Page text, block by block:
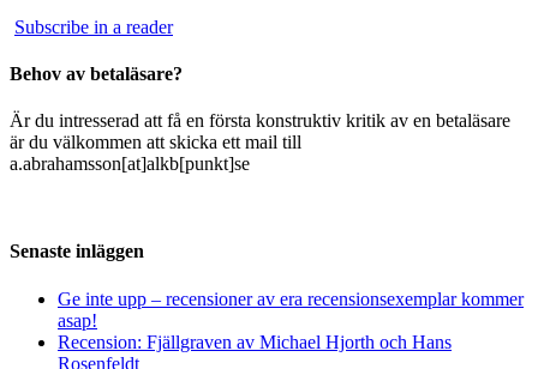
Subscribe in a reader
Behov av betaläsare?
Är du intresserad att få en första konstruktiv kritik av en betaläsare
är du välkommen att skicka ett mail till
a.abrahamsson[at]alkb[punkt]se
Senaste inläggen
Ge inte upp – recensioner av era recensionsexemplar kommer
asap!
Recension: Fjällgraven av Michael Hjorth och Hans
Rosenfeldt